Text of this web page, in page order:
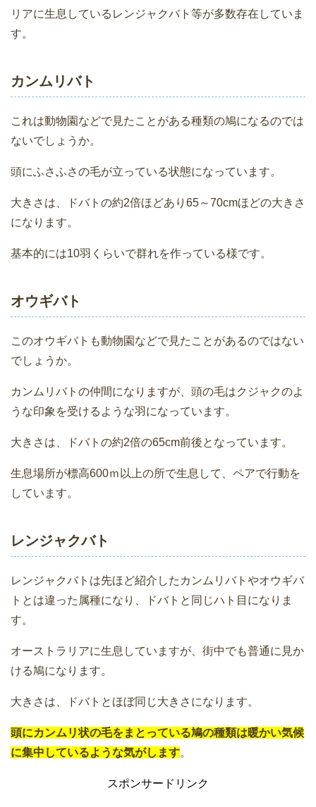
リアに生息しているレンジャクバト等が多数存在していま
す。
カンムリバト
これは動物園などで見たことがある種類の鳩になるのでは
ないでしょうか。
頭にふさふさの毛が立っている状態になっています。
大きさは、ドバトの約2倍ほどあり65～70cmほどの大きさ
になります。
基本的には10羽くらいで群れを作っている様です。
オウギバト
このオウギバトも動物園などで見たことがあるのではない
でしょうか。
カンムリバトの仲間になりますが、頭の毛はクジャクのよ
うな印象を受けるような羽になっています。
大きさは、ドバトの約2倍の65cm前後となっています。
生息場所が標高600ｍ以上の所で生息して、ペアで行動を
しています。
レンジャクバト
レンジャクバトは先ほど紹介したカンムリバトやオウギバ
トとは違った属種になり、ドバトと同じハト目になりま
す。
オーストラリアに生息していますが、街中でも普通に見か
ける鳩になります。
大きさは、ドバトとほぼ同じ大きさになります。
頭にカンムリ状の毛をまとっている鳩の種類は暖かい気候
に集中しているような気がします。
スポンサードリンク